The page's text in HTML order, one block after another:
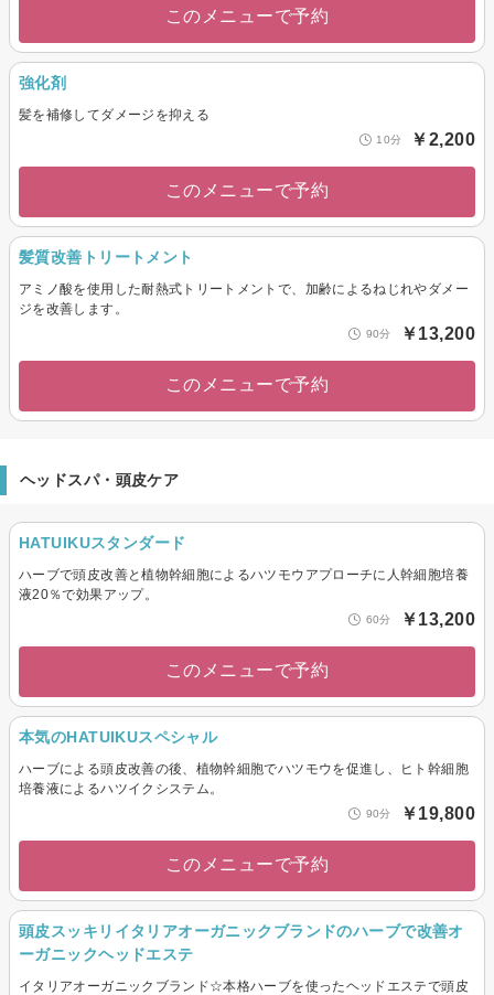
このメニューで予約
強化剤
髪を補修してダメージを抑える
10分 ￥2,200
このメニューで予約
髪質改善トリートメント
アミノ酸を使用した耐熱式トリートメントで、加齢によるねじれやダメー
ジを改善します。
90分 ￥13,200
このメニューで予約
ヘッドスパ・頭皮ケア
HATUIKUスタンダード
ハーブで頭皮改善と植物幹細胞によるハツモウアプローチに人幹細胞培養
液20％で効果アップ。
60分 ￥13,200
このメニューで予約
本気のHATUIKUスペシャル
ハーブによる頭皮改善の後、植物幹細胞でハツモウを促進し、ヒト幹細胞
培養液によるハツイクシステム。
90分 ￥19,800
このメニューで予約
頭皮スッキリイタリアオーガニックブランドのハーブで改善オ
ーガニックヘッドエステ
イタリアオーガニックブランド☆本格ハーブを使ったヘッドエステで頭皮